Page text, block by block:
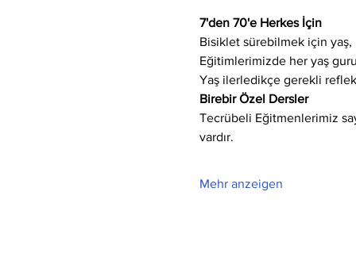
7'den 70'e Herkes İçin
Bisiklet sürebilmek için
Eğitimlerimizde her yaş
Yaş ilerledikçe gerekli
Birebir Özel Dersler
Tecrübeli Eğitmenlerimiz
vardır.
Mehr anzeigen